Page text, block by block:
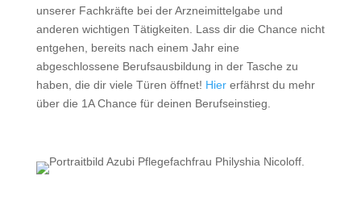
unserer Fachkräfte bei der Arzneimittelgabe und
anderen wichtigen Tätigkeiten. Lass dir die Chance nicht
entgehen, bereits nach einem Jahr eine
abgeschlossene Berufsausbildung in der Tasche zu
haben, die dir viele Türen öffnet! Hiererfährst du mehr
über die 1A Chance für deinen Berufseinstieg.